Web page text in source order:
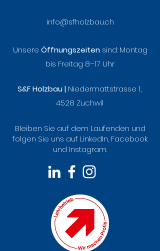
info@sfholzbau.ch
Unsere Öffnungszeitensind: Montag
bis Freitag 8–17 Uhr
S&F Holzbau | Niedermattstrasse 1,
4528 Zuchwil
Bleiben Sie auf dem Laufenden und
folgen Sie uns auf LinkedIn, Facebook
und Instagram.